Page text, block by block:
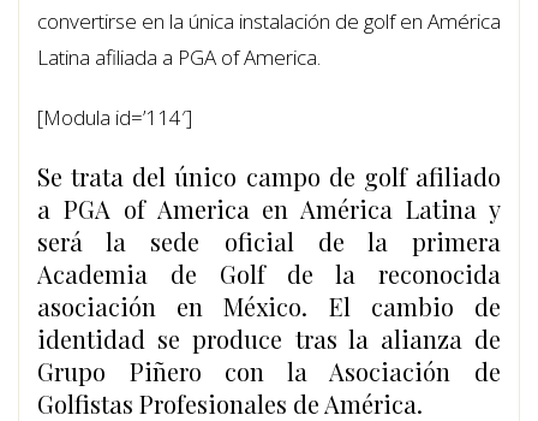
convertirse en la única instalación de golf en América
Latina afiliada a PGA of America.
[Modula id=’114′]
Se trata del único campo de golf afiliado
a PGA of America en América Latina y
será la sede oficial de la primera
Academia de Golf de la reconocida
asociación en México. El cambio de
identidad se produce tras la alianza de
Grupo Piñero con la Asociación de
Golfistas Profesionales de América.